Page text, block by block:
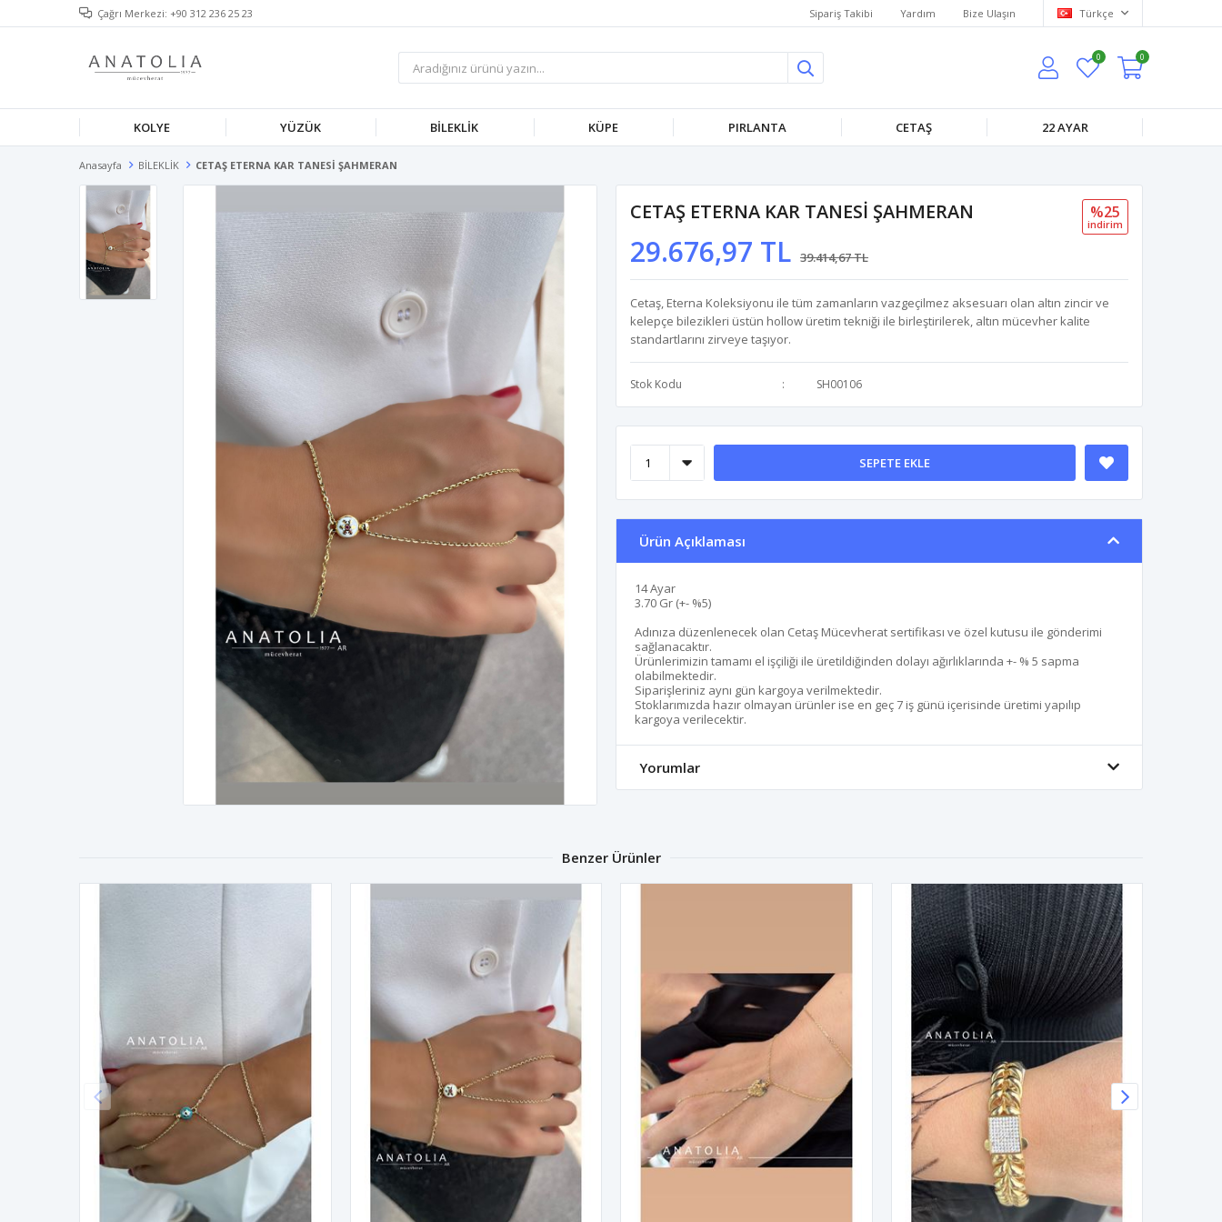
Çağrı Merkezi: +90 312 236 25 23 Sipariş Takibi Yardım Bize Ulaşın Türkçe
0 0
KOLYE YÜZÜK BİLEKLİK KÜPE PIRLANTA CETAŞ 22 AYAR
Anasayfa BİLEKLİK CETAŞ ETERNA KAR TANESİ ŞAHMERAN
CETAŞ ETERNA KAR TANESİ ŞAHMERAN
29.676,97 TL 39.414,67 TL
%25
i̇ndi̇ri̇m
Cetaş, Eterna Koleksiyonu ile tüm zamanların vazgeçilmez aksesuarı olan altın zincir ve
kelepçe bilezikleri üstün hollow üretim tekniği ile birleştirilerek, altın mücevher kalite
standartlarını zirveye taşıyor.
Stok Kodu SH00106
SEPETE EKLE
Ürün Açıklaması
14 Ayar
3.70 Gr (+- %5)
Adınıza düzenlenecek olan Cetaş Mücevherat sertifikası ve özel kutusu ile gönderimi
sağlanacaktır.
Ürünlerimizin tamamı el işçiliği ile üretildiğinden dolayı ağırlıklarında +- % 5 sapma
olabilmektedir.
Siparişleriniz aynı gün kargoya verilmektedir.
Stoklarımızda hazır olmayan ürünler ise en geç 7 iş günü içerisinde üretimi yapılıp
kargoya verilecektir.
Yorumlar
Benzer Ürünler